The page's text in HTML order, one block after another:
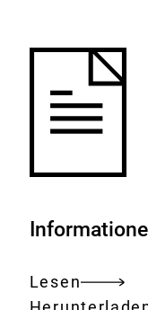
Lesen
Gesamtes
Download: